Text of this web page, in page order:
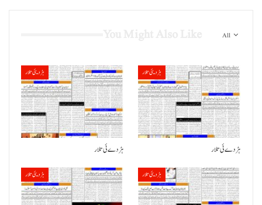
All
ہڑدیئی تلار
ہڑدے ئی تلار
ہڑدیئی تلار
ہڑدے ئی تلار
ہڑدیئی تلار ہڑدیئی تلار